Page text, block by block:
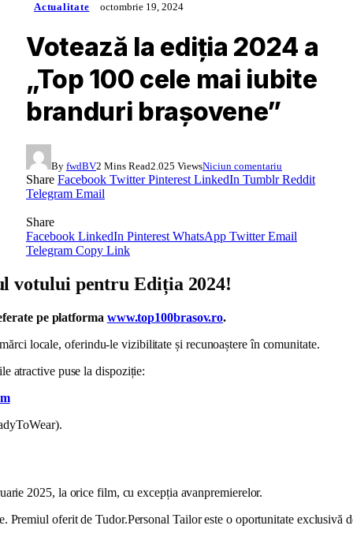
Actualitate octombrie 19, 2024
Votează la ediția 2024 a
„Top 100 cele mai iubite
branduri brașovene”
By fwdBV2 Mins Read2.025 ViewsNiciun comentariu
Share Facebook Twitter Pinterest LinkedIn Tumblr Reddit
Telegram Email
Share
Facebook LinkedIn Pinterest WhatsApp Twitter Email
Telegram Copy Link
votului pentru Ediția 2024!
pe platforma www.top100brasov.ro.
locale, oferindu-le vizibilitate și recunoaștere în comunitate.
atractive puse la dispoziție:
2025, la orice film, cu excepția avanpremierelor.
oferit de Tudor.Personal Tailor este o oportunitate